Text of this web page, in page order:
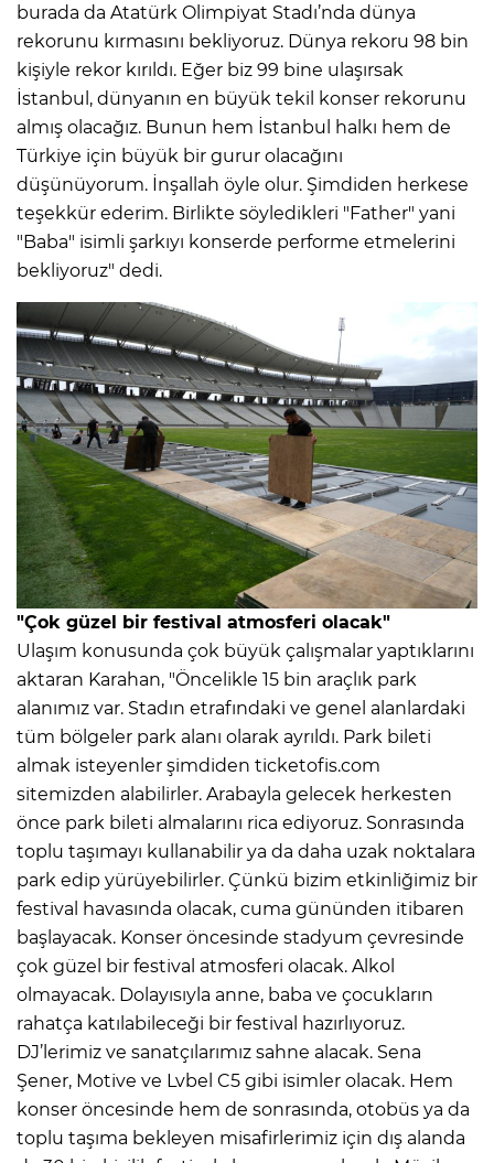
burada da Atatürk Olimpiyat Stadı’nda dünya
rekorunu kırmasını bekliyoruz. Dünya rekoru 98 bin
kişiyle rekor kırıldı. Eğer biz 99 bine ulaşırsak
İstanbul, dünyanın en büyük tekil konser rekorunu
almış olacağız. Bunun hem İstanbul halkı hem de
Türkiye için büyük bir gurur olacağını
düşünüyorum. İnşallah öyle olur. Şimdiden herkese
teşekkür ederim. Birlikte söyledikleri "Father" yani
"Baba" isimli şarkıyı konserde performe etmelerini
bekliyoruz" dedi.
"Çok güzel bir festival atmosferi olacak"
Ulaşım konusunda çok büyük çalışmalar yaptıklarını
aktaran Karahan, "Öncelikle 15 bin araçlık park
alanımız var. Stadın etrafındaki ve genel alanlardaki
tüm bölgeler park alanı olarak ayrıldı. Park bileti
almak isteyenler şimdiden ticketofis.com
sitemizden alabilirler. Arabayla gelecek herkesten
önce park bileti almalarını rica ediyoruz. Sonrasında
toplu taşımayı kullanabilir ya da daha uzak noktalara
park edip yürüyebilirler. Çünkü bizim etkinliğimiz bir
festival havasında olacak, cuma gününden itibaren
başlayacak. Konser öncesinde stadyum çevresinde
çok güzel bir festival atmosferi olacak. Alkol
olmayacak. Dolayısıyla anne, baba ve çocukların
rahatça katılabileceği bir festival hazırlıyoruz.
DJ’lerimiz ve sanatçılarımız sahne alacak. Sena
Şener, Motive ve Lvbel C5 gibi isimler olacak. Hem
konser öncesinde hem de sonrasında, otobüs ya da
toplu taşıma bekleyen misafirlerimiz için dış alanda